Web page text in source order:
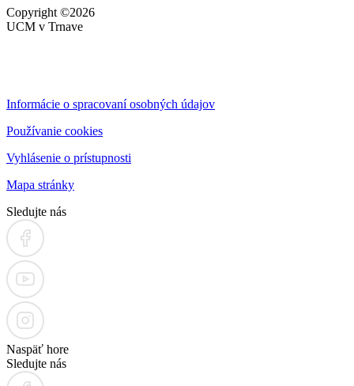
Copyright ©2026
UCM v Trnave
Informácie o spracovaní osobných údajov
Používanie cookies
Vyhlásenie o prístupnosti
Mapa stránky
Sledujte nás
Naspäť hore
Sledujte nás